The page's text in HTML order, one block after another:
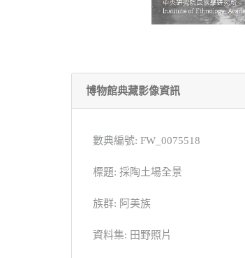
博物館典藏影像資訊
數典編號: FW_0075518
標題: 採陶土場全景
族群: 阿美族
資料集: 田野照片